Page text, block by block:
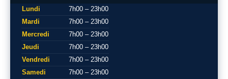
Lundi
7h00 – 23h00
Mardi
7h00 – 23h00
Mercredi
7h00 – 23h00
Jeudi
7h00 – 23h00
Vendredi
7h00 – 23h00
Samedi
7h00 – 23h00